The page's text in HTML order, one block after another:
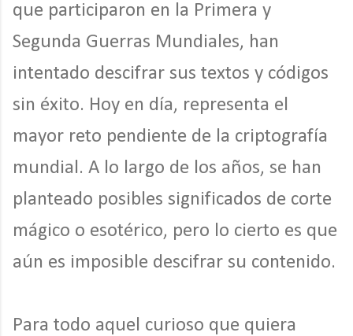
que participaron en la Primera y
Segunda Guerras Mundiales, han
intentado descifrar sus textos y códigos
sin éxito. Hoy en día, representa el
mayor reto pendiente de la criptografía
mundial. A lo largo de los años, se han
planteado posibles significados de corte
mágico o esotérico, pero lo cierto es que
aún es imposible descifrar su contenido.
Para todo aquel curioso que quiera